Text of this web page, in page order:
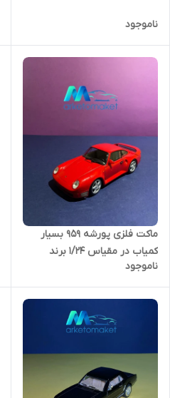
ناموجود
ماکت فلزی پورشه ۹۵۹ بسیار
کمیاب در مقیاس ۱/۲۴ برند
ناموجود